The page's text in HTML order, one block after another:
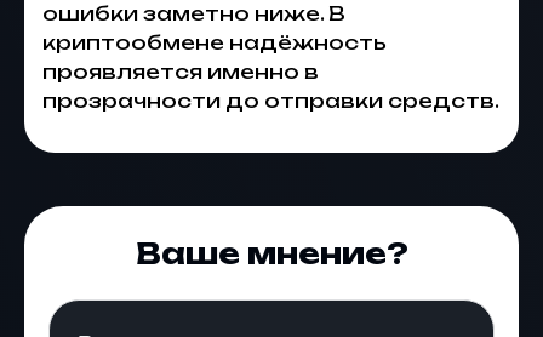
ошибки заметно ниже. В
криптообмене надёжность
проявляется именно в
прозрачности до отправки средств.
Ваше мнение?